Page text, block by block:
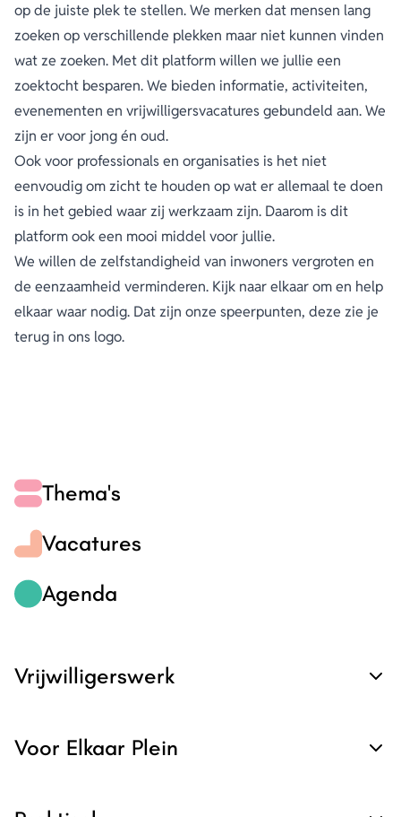
op de juiste plek te stellen. We merken dat mensen lang
zoeken op verschillende plekken maar niet kunnen vinden
wat ze zoeken. Met dit platform willen we jullie een
zoektocht besparen. We bieden informatie, activiteiten,
evenementen en vrijwilligersvacatures gebundeld aan. We
zijn er voor jong én oud.
Ook voor professionals en organisaties is het niet
eenvoudig om zicht te houden op wat er allemaal te doen
is in het gebied waar zij werkzaam zijn. Daarom is dit
platform ook een mooi middel voor jullie.
We willen de zelfstandigheid van inwoners vergroten en
de eenzaamheid verminderen. Kijk naar elkaar om en help
elkaar waar nodig. Dat zijn onze speerpunten, deze zie je
terug in ons logo.
Thema's
Vacatures
Agenda
Vrijwilligerswerk
Voor Elkaar Plein